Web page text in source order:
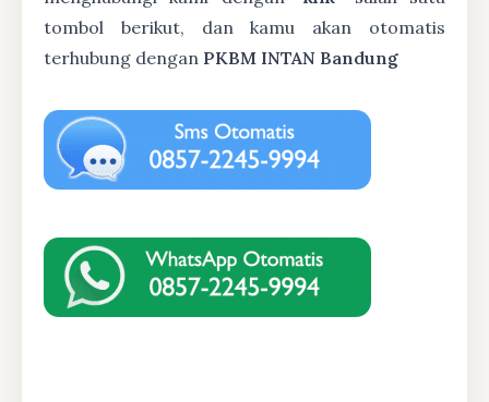
tombol berikut, dan kamu akan otomatis
terhubung dengan PKBM INTAN Bandung